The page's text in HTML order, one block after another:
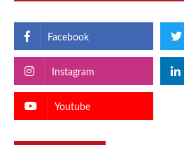
Facebook
Instagram
Youtube